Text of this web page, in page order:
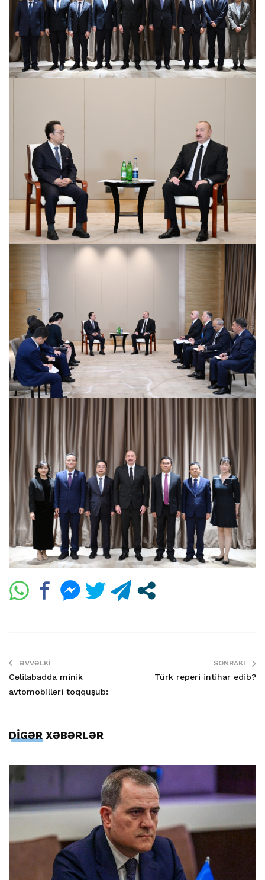
ƏVVƏLKI
Cəlilabadda minik
avtomobilləri toqquşub:
SONRAKI
Türk reperi intihar edib?
DİGƏR XƏBƏRLƏR